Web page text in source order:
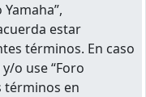
estar
términos. En caso
o use “Foro
términos en